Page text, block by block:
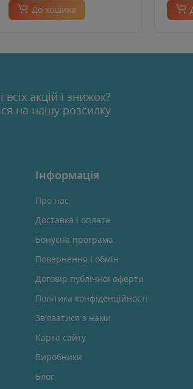
До кошика
акцій і знижок?
на нашу розсилку
Інформація
Про нас
Доставка і оплата
Бонусна програма
Повернення і обмін
Договір публічної оферти
Політика конфіденційності
Зв'язатися з нами
Карта сайту
Виробники
Блог